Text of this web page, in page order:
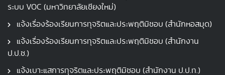
ระบบ VOC (มหาวิทยาลัยเชียงใหม่)
แจ้งเรื่องร้องเรียนการทุจริตและประพฤติมิชอบ (สำนักหอสมุด)
แจ้งเรื่องร้องเรียนการทุจริตและประพฤติมิชอบ (สำนักงาน
ป.ป.ช.)
แจ้งเบาะแสการทุจริตและประพฤติมิชอบ (สำนักงาน ป.ป.ท.)